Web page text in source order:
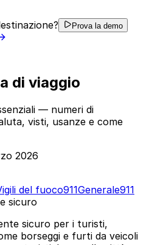
Prova la demo
di viaggio
— numeri di
visti, usanze e come
2026
del fuoco911Generale911
sicuro
sicuro per i turisti,
borseggi e furti da veicoli